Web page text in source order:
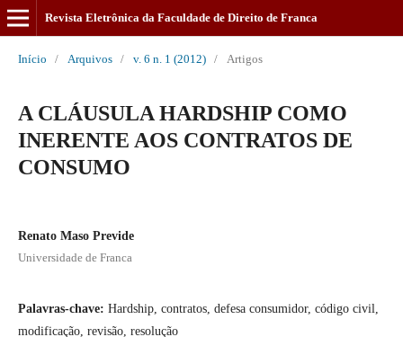
Revista Eletrônica da Faculdade de Direito de Franca
Início / Arquivos / v. 6 n. 1 (2012) / Artigos
A CLÁUSULA HARDSHIP COMO
INERENTE AOS CONTRATOS DE
CONSUMO
Renato Maso Previde
Universidade de Franca
Palavras-chave: Hardship, contratos, defesa consumidor, código civil,
modificação, revisão, resolução